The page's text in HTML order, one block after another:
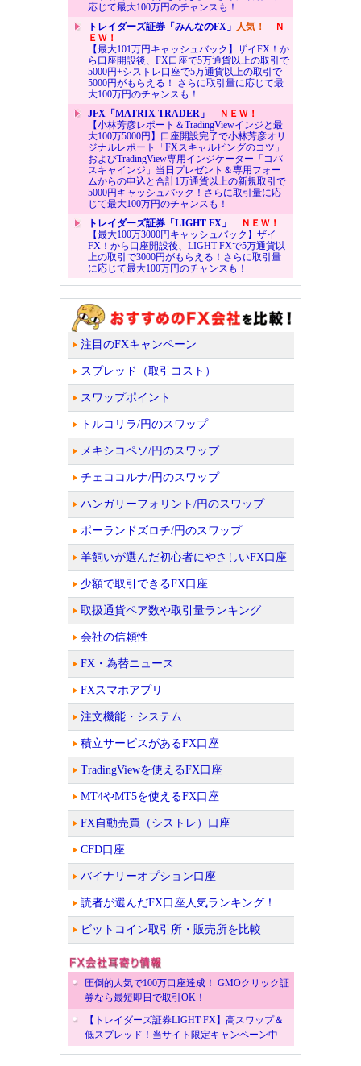
応じて最大100万円のチャンスも！
トレイダーズ証券「みんなのFX」 人気！
Ｎ
ＥＷ！
【最大101万円キャッシュバック】ザイFX！か
ら口座開設後、FX口座で5万通貨以上の取引で
5000円+シストレ口座で5万通貨以上の取引で
5000円がもらえる！ さらに取引量に応じて最
大100万円のチャンスも！
JFX「MATRIX TRADER」
ＮＥＷ！
【小林芳彦レポート＆TradingViewインジと最
大100万5000円】口座開設完了で小林芳彦オリ
ジナルレポート「FXスキャルピングのコツ」
およびTradingView専用インジケーター「コバ
スキャインジ」当日プレゼント＆専用フォー
ムからの申込と合計1万通貨以上の新規取引で
5000円キャッシュバック！さらに取引量に応
じて最大100万円のチャンスも！
トレイダーズ証券「LIGHT FX」
ＮＥＷ！
【最大100万3000円キャッシュバック】ザイ
FX！から口座開設後、LIGHT FXで5万通貨以
上の取引で3000円がもらえる！さらに取引量
に応じて最大100万円のチャンスも！
注目のFXキャンペーン
スプレッド（取引コスト）
スワップポイント
トルコリラ/円のスワップ
メキシコペソ/円のスワップ
チェココルナ/円のスワップ
ハンガリーフォリント/円のスワップ
ポーランドズロチ/円のスワップ
羊飼いが選んだ初心者にやさしいFX口座
少額で取引できるFX口座
取扱通貨ペア数や取引量ランキング
会社の信頼性
FX・為替ニュース
FXスマホアプリ
注文機能・システム
積立サービスがあるFX口座
TradingViewを使えるFX口座
MT4やMT5を使えるFX口座
FX自動売買（シストレ）口座
CFD口座
バイナリーオプション口座
読者が選んだFX口座人気ランキング！
ビットコイン取引所・販売所を比較
圧倒的人気で100万口座達成！ GMOクリック証
券なら最短即日で取引OK！
【トレイダーズ証券LIGHT FX】高スワップ＆
低スプレッド！当サイト限定キャンペーン中